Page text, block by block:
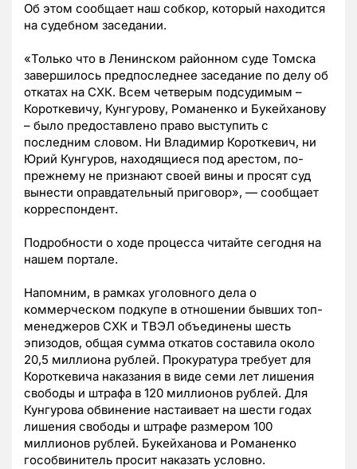
Об этом сообщает наш собкор, который находится
на судебном заседании.
«Только что в Ленинском районном суде Томска
завершилось предпоследнее заседание по делу об
откатах на СХК. Всем четверым подсудимым –
Короткевичу, Кунгурову, Романенко и Букейханову
– было предоставлено право выступить с
последним словом. Ни Владимир Короткевич, ни
Юрий Кунгуров, находящиеся под арестом, по-
прежнему не признают своей вины и просят суд
вынести оправдательный приговор», — сообщает
корреспондент.
Подробности о ходе процесса читайте сегодня на
нашем портале.
Напомним, в рамках уголовного дела о
коммерческом подкупе в отношении бывших топ-
менеджеров СХК и ТВЭЛ объединены шесть
эпизодов, общая сумма откатов составила около
20,5 миллиона рублей. Прокуратура требует для
Короткевича наказания в виде семи лет лишения
свободы и штрафа в 120 миллионов рублей. Для
Кунгурова обвинение настаивает на шести годах
лишения свободы и штрафе размером 100
миллионов рублей. Букейханова и Романенко
гособвинитель просит наказать условно.